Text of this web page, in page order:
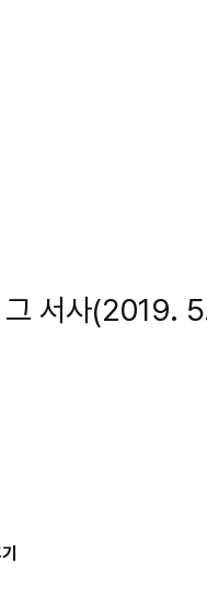
그 서사(2019.